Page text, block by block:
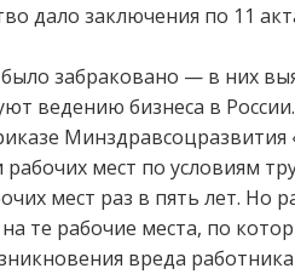
дало заключения по 11
забраковано — в них
ведению бизнеса в
Минздравсоцразвития
рабочих мест по условиям
мест раз в пять лет. Но
те рабочие места, по
вреда